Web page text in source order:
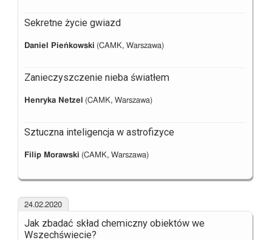
Sekretne życie gwiazd
Daniel Pieńkowski (CAMK, Warszawa)
Zanieczyszczenie nieba światłem
Henryka Netzel (CAMK, Warszawa)
Sztuczna inteligencja w astrofizyce
Filip Morawski (CAMK, Warszawa)
24.02.2020
Jak zbadać skład chemiczny obiektów we
Wszechświecie?